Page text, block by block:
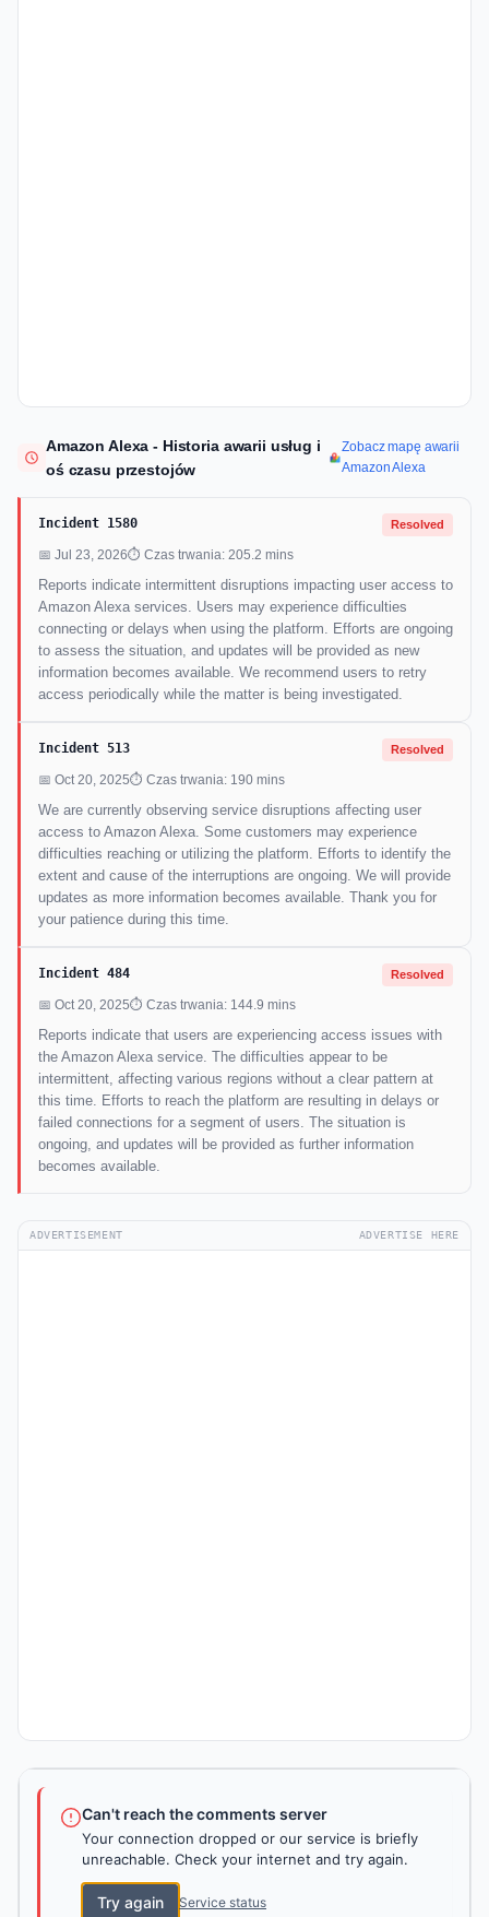
Amazon Alexa - Historia awarii usług i
oś czasu przestojów
Zobacz mapę awarii
Amazon Alexa
Incident 1580 Resolved
📅 Jul 23, 2026⏱ Czas trwania: 205.2 mins
Reports indicate intermittent disruptions impacting user access to
Amazon Alexa services. Users may experience difficulties
connecting or delays when using the platform. Efforts are ongoing
to assess the situation, and updates will be provided as new
information becomes available. We recommend users to retry
access periodically while the matter is being investigated.
Incident 513 Resolved
📅 Oct 20, 2025⏱ Czas trwania: 190 mins
We are currently observing service disruptions affecting user
access to Amazon Alexa. Some customers may experience
difficulties reaching or utilizing the platform. Efforts to identify the
extent and cause of the interruptions are ongoing. We will provide
updates as more information becomes available. Thank you for
your patience during this time.
Incident 484 Resolved
📅 Oct 20, 2025⏱ Czas trwania: 144.9 mins
Reports indicate that users are experiencing access issues with
the Amazon Alexa service. The difficulties appear to be
intermittent, affecting various regions without a clear pattern at
this time. Efforts to reach the platform are resulting in delays or
failed connections for a segment of users. The situation is
ongoing, and updates will be provided as further information
becomes available.
ADVERTISEMENT ADVERTISE HERE
Can't reach the comments server
Your connection dropped or our service is briefly
unreachable. Check your internet and try again.
Try again Service status